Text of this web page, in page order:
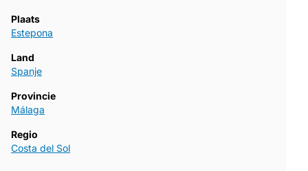
Plaats
Estepona
Land
Spanje
Provincie
Málaga
Regio
Costa del Sol